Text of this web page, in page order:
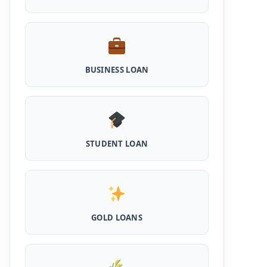
Shilpi Samridhi Loan Scheme: इस सरकारी
लोन, लगता है कम ब्याज और 50% सब्सिडी
Cattle and Murrah Development Yojana:
Udyogini Loan Yojana Apply Online:
महिलाओं को बिना गारंटी और बिना ब्याज के मिलेगा ₹3 लाख
तक का लोन, 50% राशि वापिस करनी होती है जमा
Pashu Shed Loan Scheme: पशु शेड बनवाने के
लिए बड़ी खुशखबरी, इस स्कीम से बिना गारंटी पाएं 2 लाख
तक का लोन
MPocket Student Loan: स्टूडेंट्स यहाँ से ले सकते
BUSINESS LOAN
STUDENT LOAN
GOLD LOANS